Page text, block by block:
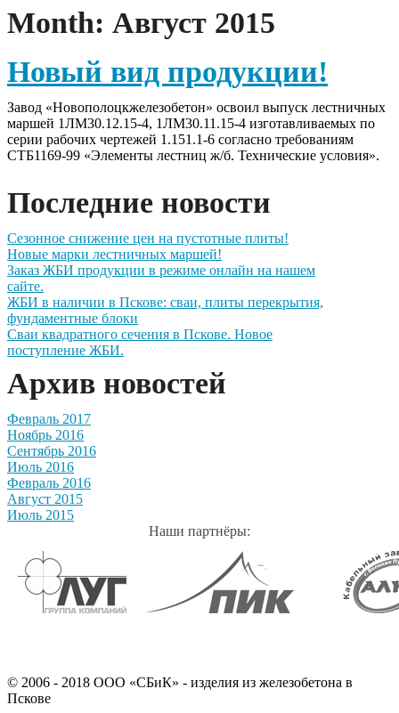
Month: Август 2015
Новый вид продукции!
Завод «Новополоцкжелезобетон» освоил выпуск лестничных
маршей 1ЛМ30.12.15-4, 1ЛМ30.11.15-4 изготавливаемых по
серии рабочих чертежей 1.151.1-6 согласно требованиям
СТБ1169-99 «Элементы лестниц ж/б. Технические условия».
Последние новости
Сезонное снижение цен на пустотные плиты!
Новые марки лестничных маршей!
Заказ ЖБИ продукции в режиме онлайн на нашем
сайте.
ЖБИ в наличии в Пскове: сваи, плиты перекрытия,
фундаментные блоки
Сваи квадратного сечения в Пскове. Новое
поступление ЖБИ.
Архив новостей
Февраль 2017
Ноябрь 2016
Сентябрь 2016
Июль 2016
Февраль 2016
Август 2015
Июль 2015
Наши партнёры:
© 2006 - 2018 ООО «СБиК» - изделия из железобетона в
Пскове